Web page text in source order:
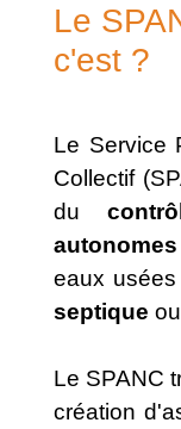
Le
c'est ?
Le Service
Collectif
du
autonomes
eaux
septique ou
Le SPANC
création